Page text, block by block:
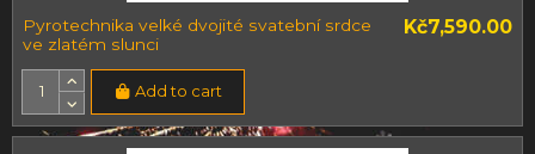
Pyrotechnika velké dvojité svatební srdce
ve zlatém slunci
Kč7,590.00
Add to cart